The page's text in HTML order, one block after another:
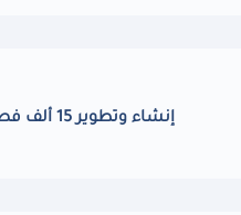
إنشاء وتطوير 15 ألف فصل وصيانة 1300 مدرسة ومحو أمية 510 ألف مواطن